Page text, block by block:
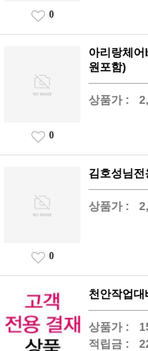
0
아리랑체
원포함)
상품가 :
0
김호성님
상품가 :
0
천안작업대
상품가 :
적립금 :